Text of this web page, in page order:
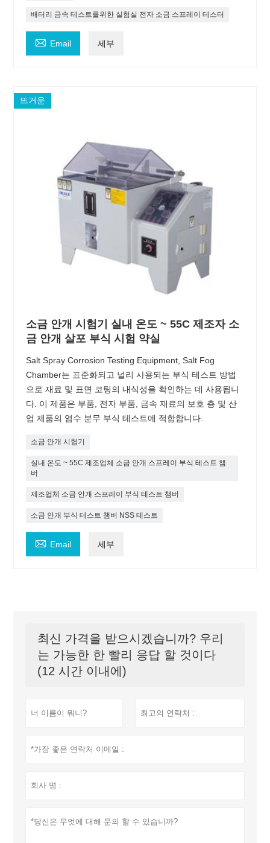
배터리 금속 테스트를위한 실험실 전자 소금 스프레이 테스터
 Email 세부
뜨거운
소금 안개 시험기 실내 온도 ~ 55C 제조자 소
금 안개 살포 부식 시험 약실
Salt Spray Corrosion Testing Equipment, Salt Fog
Chamber는 표준화되고 널리 사용되는 부식 테스트 방법
으로 재료 및 표면 코팅의 내식성을 확인하는 데 사용됩니
다. 이 제품은 부품, 전자 부품, 금속 재료의 보호 층 및 산
업 제품의 염수 분무 부식 테스트에 적합합니다.
소금 안개 시험기
실내 온도 ~ 55C 제조업체 소금 안개 스프레이 부식 테스트 챔
버
제조업체 소금 안개 스프레이 부식 테스트 챔버
소금 안개 부식 테스트 챔버 NSS 테스트
 Email 세부
최신 가격을 받으시겠습니까? 우리
는 가능한 한 빨리 응답 할 것이다
(12 시간 이내에)